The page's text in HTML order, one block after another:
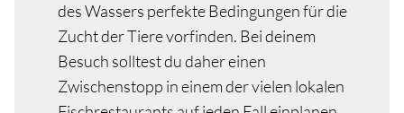
des Wassers perfekte Bedingungen für die
Zucht der Tiere vorfinden. Bei deinem
Besuch solltest du daher einen
Zwischenstopp in einem der vielen lokalen